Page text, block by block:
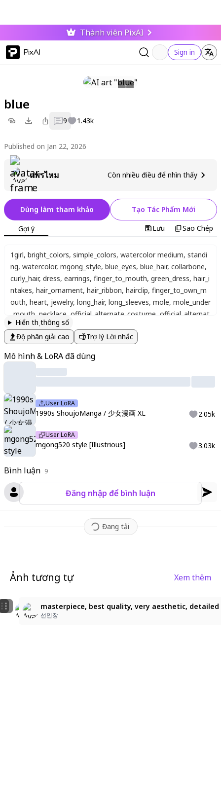
Thành viên PixAI
PixAI Sign in
blue
9 1.43k
Published on Jan 22, 2026
แพรไหม Còn nhiều điều để nhìn thấy
Bình luận 9
Đăng nhập để bình luận
Đang tải
Dùng làm tham khảo Tạo Tác Phẩm Mới
Gợi ý Lưu Sao Chép
1girl, bright_colors, simple_colors, watercolor medium, standi
ng, watercolor, mgong_style, blue_eyes, blue_hair, collarbone,
curly_hair, dress, earrings, finger_to_mouth, green_dress, hair_i
ntakes, hair_ornament, hair_ribbon, hairclip, finger_to_own_m
outh, heart, jewelry, long_hair, long_sleeves, mole, mole_under
_mouth necklace official_alternate_costume official_alternat
e_hairstyle, open_mouth
mple_background, single_off_shoulder,
_ribbon, white_sweater, x_hair_ornament
masterpiece
ry aesthetic, high definition, amazing quality
Hiển thị thông số
Độ phân giải cao
Trợ lý Lời nhắc
Mô hình & LoRA đã dùng
User LoRA
1990s ShoujoManga / 少女漫画 XL 2.05k
User LoRA
mgong520 style [Illustrious] 3.03k
Ảnh tương tự Xem thêm
Blue-Eyed Cutie with Hair Clips
Angellchii
desaturated colors, muted pastel, delicate
冷水
masterpiece, best quality, very aesthetic,
선인장